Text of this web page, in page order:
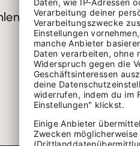
Gastgeberinnen